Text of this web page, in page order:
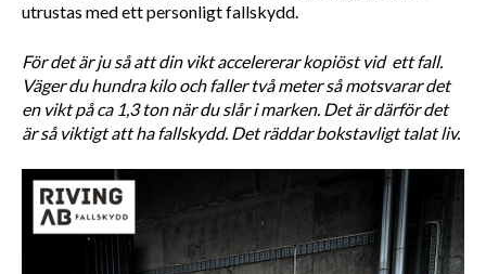
utrustas med ett personligt fallskydd.
För det är ju så att din vikt accelererar kopiöst vid  ett fall.
Väger du hundra kilo och faller två meter så motsvarar det
en vikt på ca 1,3 ton när du slår i marken. Det är därför det
är så viktigt att ha fallskydd. Det räddar bokstavligt talat liv.